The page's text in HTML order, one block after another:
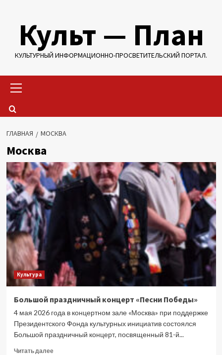
содержимому
Культ — План
КУЛЬТУРНЫЙ ИНФОРМАЦИОННО-ПРОСВЕТИТЕЛЬСКИЙ ПОРТАЛ.
меню
ГЛАВНАЯ МОСКВА
Москва
Культура
Большой праздничный концерт «Песни Победы»
4 мая 2026 года в концертном зале «Москва» при поддержке
Президентского Фонда культурных инициатив состоялся
Большой праздничный концерт, посвященный 81-й...
Читать далееПрочитать